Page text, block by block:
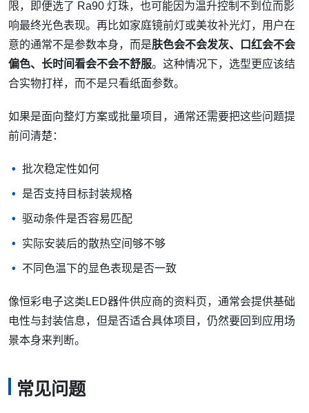
限，即便选了 Ra90 灯珠，也可能因为温升控制不到位而影
响最终光色表现。再比如家庭镜前灯或美妆补光灯，用户在
意的通常不是参数本身，而是肤色会不会发灰、口红会不会
偏色、长时间看会不会不舒服。这种情况下，选型更应该结
合实物打样，而不是只看纸面参数。
如果是面向整灯方案或批量项目，通常还需要把这些问题提
前问清楚：
批次稳定性如何
是否支持目标封装规格
驱动条件是否容易匹配
实际安装后的散热空间够不够
不同色温下的显色表现是否一致
像恒彩电子这类LED器件供应商的资料页，通常会提供基础
电性与封装信息，但是否适合具体项目，仍然要回到应用场
景本身来判断。
常见问题